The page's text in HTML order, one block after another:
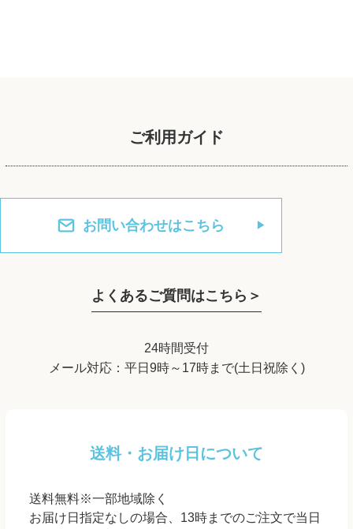
ご利用ガイド
お問い合わせはこちら
よくあるご質問はこちら＞
24時間受付
メール対応：平日9時～17時まで(土日祝除く)
送料・お届け日について
送料無料※一部地域除く
お届け日指定なしの場合、13時までのご注文で当日